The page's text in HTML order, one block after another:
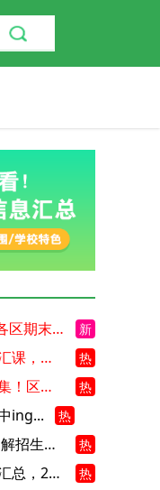
2024-2025学年度第一学期北京各区期末考试真题试卷汇总 新
告别死记硬背！北外王牌精读词汇课，帮孩子突破英语词汇难关 热
海淀各区域小升初二派全攻略合集！区域一至五志愿填报、升学策略详解 热
ing... 热
2026年海淀小升初指南，一文了解招生政策要点 热
北京各区义务教育入学咨询电话汇总，25年小升初家长提前收藏 热